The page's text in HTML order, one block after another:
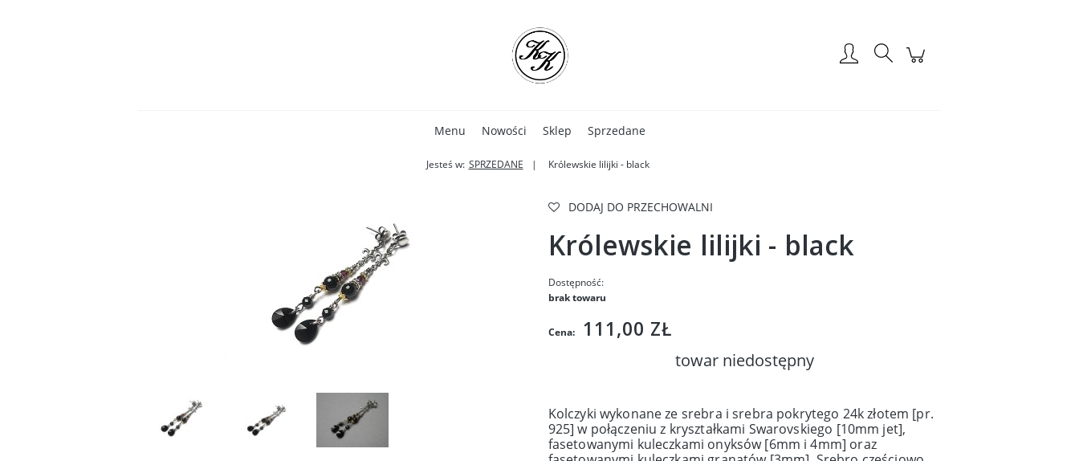
Menu Nowości Sklep Sprzedane
Jesteś w: SPRZEDANE Królewskie lilijki - black
DODAJ DO PRZECHOWALNI
Królewskie lilijki - black
Dostępność:
brak towaru
Cena: 111,00 ZŁ
towar niedostępny
Kolczyki wykonane ze srebra i srebra pokrytego 24k złotem [pr.
925] w połączeniu z kryształkami Swarovskiego [10mm jet],
fasetowanymi kuleczkami onyksów [6mm i 4mm] oraz